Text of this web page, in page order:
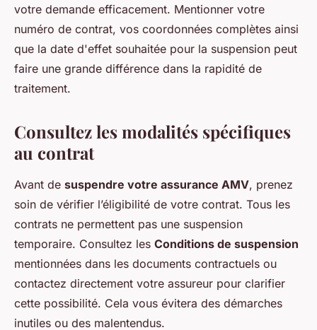
votre demande efficacement. Mentionner votre
numéro de contrat, vos coordonnées complètes ainsi
que la date d'effet souhaitée pour la suspension peut
faire une grande différence dans la rapidité de
traitement.
Consultez les modalités spécifiques
au contrat
Avant de suspendre votre assurance AMV, prenez
soin de vérifier l’éligibilité de votre contrat. Tous les
contrats ne permettent pas une suspension
temporaire. Consultez les Conditions de suspension
mentionnées dans les documents contractuels ou
contactez directement votre assureur pour clarifier
cette possibilité. Cela vous évitera des démarches
inutiles ou des malentendus.